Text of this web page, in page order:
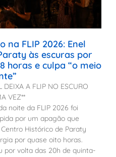
na FLIP 2026: Enel
às escuras por
horas e culpa “o meio
DEIXA A FLIP NO ESCURO
VEZ**
noite da FLIP 2026 foi
por um apagão que
Histórico de Paraty
por quase oito horas.
por volta das 20h de quinta-